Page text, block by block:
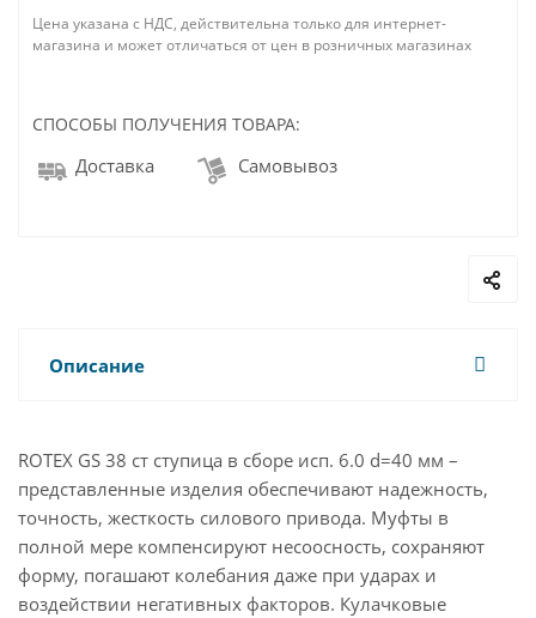
Цена указана с НДС, действительна только для интернет-
магазина и может отличаться от цен в розничных магазинах
СПОСОБЫ ПОЛУЧЕНИЯ ТОВАРА:
Доставка Самовывоз
Описание
ROTEX GS 38 ст ступица в сборе исп. 6.0 d=40 мм –
представленные изделия обеспечивают надежность,
точность, жесткость силового привода. Муфты в
полной мере компенсируют несоосность, сохраняют
форму, погашают колебания даже при ударах и
воздействии негативных факторов. Кулачковые